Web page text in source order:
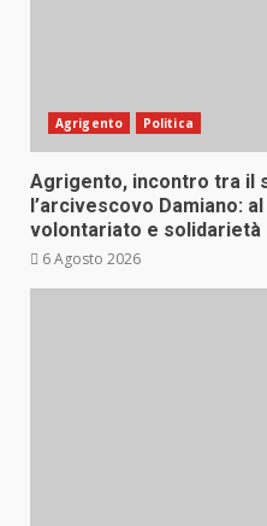
Agrigento Politica
Agrigento, incontro tra il
l’arcivescovo Damiano:
volontariato e solidarietà
6 Agosto 2026